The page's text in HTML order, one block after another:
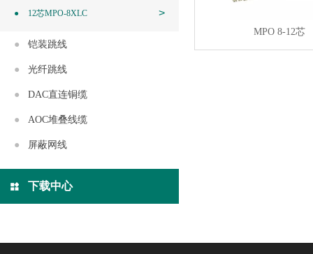
12芯MPO-8XLC
铠装跳线
光纤跳线
DAC直连铜缆
AOC堆叠线缆
屏蔽网线
下载中心
MPO 8-12芯